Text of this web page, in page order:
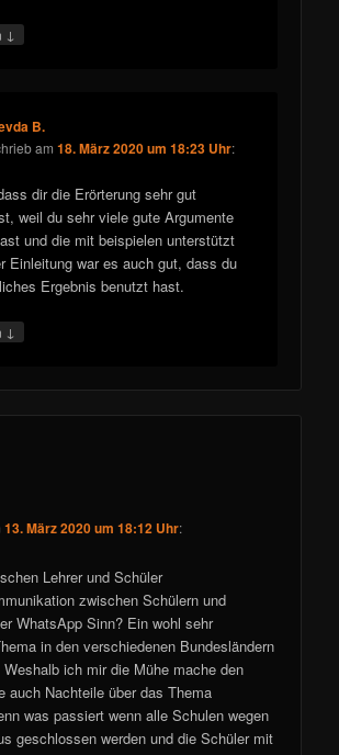
↓
B.
am18. März 2020 um 18:23 Uhr:
dir die Erörterung sehr gut
weil du sehr viele gute Argumente
und die mit beispielen unterstützt
Einleitung war es auch gut, dass du
Ergebnis benutzt hast.
↓
13. März 2020 um 18:12 Uhr:
Lehrer und Schüler
zwischen Schülern und
WhatsApp Sinn? Ein wohl sehr
in den verschiedenen Bundesländern
ich mir die Mühe mache den
auch Nachteile über das Thema
was passiert wenn alle Schulen wegen
geschlossen werden und die Schüler mit